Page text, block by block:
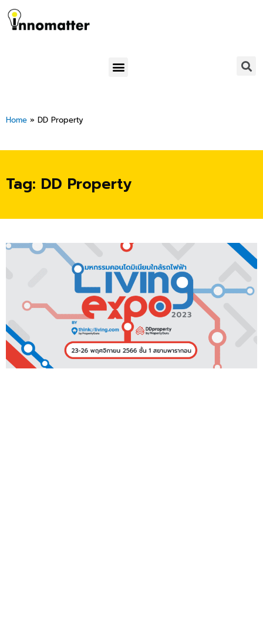
Skip
to
content
Menu
Home » DD Property
Tag: DD Property